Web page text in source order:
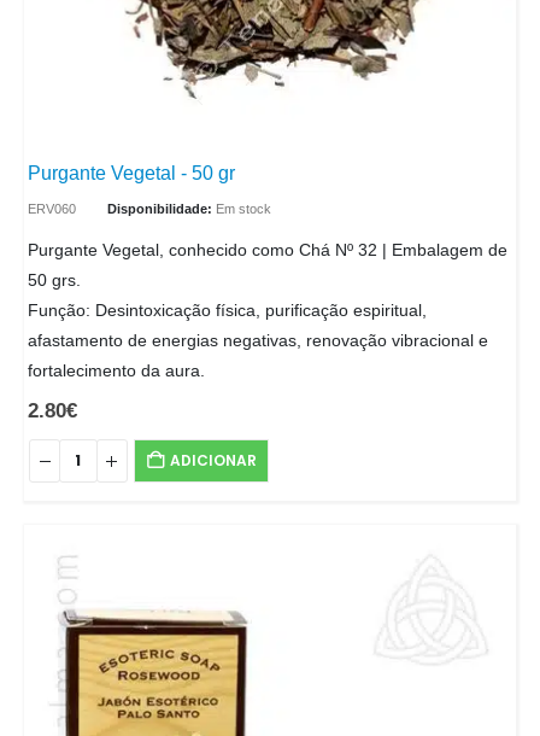
Purgante Vegetal - 50 gr
ERV060 Disponibilidade: Em stock
Purgante Vegetal, conhecido como Chá Nº 32 | Embalagem de
50 grs.
Função: Desintoxicação física, purificação espiritual,
afastamento de energias negativas, renovação vibracional e
fortalecimento da aura.
2.80€
ADICIONAR